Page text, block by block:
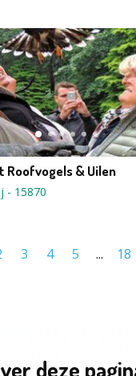
Roofvogels & Uilen
- 15870
3 4 5 ... 18
deze